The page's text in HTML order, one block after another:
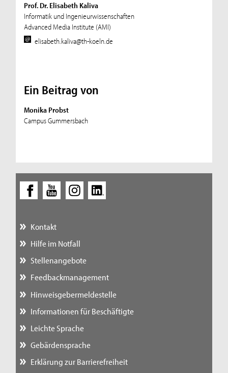
Prof. Dr. Elisabeth Kaliva
Informatik und Ingenieurwissenschaften
Advanced Media Institute (AMI)
elisabeth.kaliva@th-koeln.de
Ein Beitrag von
Monika Probst
Campus Gummersbach
Kontakt
Hilfe im Notfall
Stellenangebote
Feedbackmanagement
Hinweisgebermeldestelle
Informationen für Beschäftigte
Leichte Sprache
Gebärdensprache
Erklärung zur Barrierefreiheit